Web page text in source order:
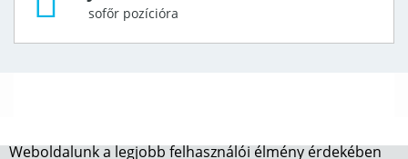
sofőr pozícióra
Weboldalunk a legjobb felhasználói élmény érdekében